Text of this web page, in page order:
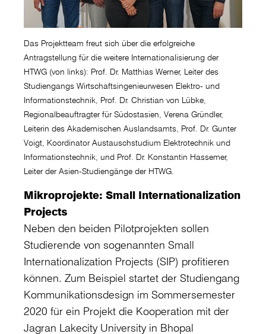
Das Projektteam freut sich über die erfolgreiche
Antragstellung für die weitere Internationalisierung der
HTWG (von links): Prof. Dr. Matthias Werner, Leiter des
Studiengangs Wirtschaftsingenieurwesen Elektro- und
Informationstechnik, Prof. Dr. Christian von Lübke,
Regionalbeauftragter für Südostasien, Verena Gründler,
Leiterin des Akademischen Auslandsamts, Prof. Dr. Gunter
Voigt, Koordinator Austauschstudium Elektrotechnik und
Informationstechnik, und Prof. Dr. Konstantin Hassemer,
Leiter der Asien-Studiengänge der HTWG.
Mikroprojekte: Small Internationalization
Projects
Neben den beiden Pilotprojekten sollen
Studierende von sogenannten Small
Internationalization Projects (SIP) profitieren
können. Zum Beispiel startet der Studiengang
Kommunikationsdesign im Sommersemester
2020 für ein Projekt die Kooperation mit der
Jagran Lakecity University in Bhopal